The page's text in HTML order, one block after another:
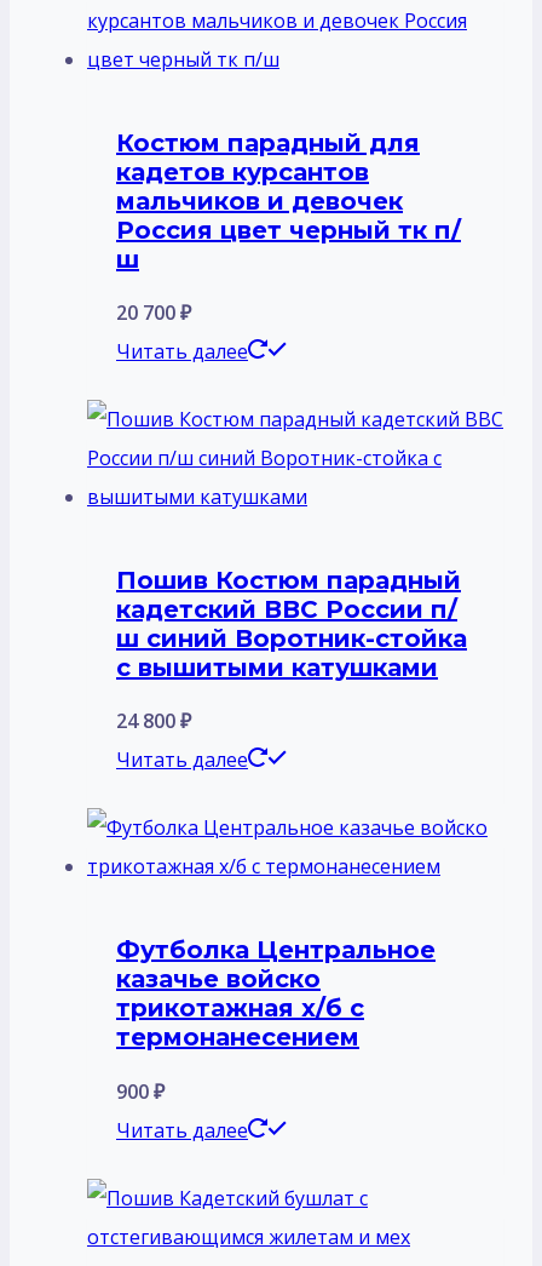
Костюм парадный для
кадетов курсантов
мальчиков и девочек
Россия цвет черный тк п/
ш
20 700₽
Читать далее
Пошив Костюм парадный
кадетский ВВС России п/
ш синий Воротник-стойка
с вышитыми катушками
24 800₽
Читать далее
Футболка Центральное
казачье войско
трикотажная х/б с
термонанесением
900₽
Читать далее